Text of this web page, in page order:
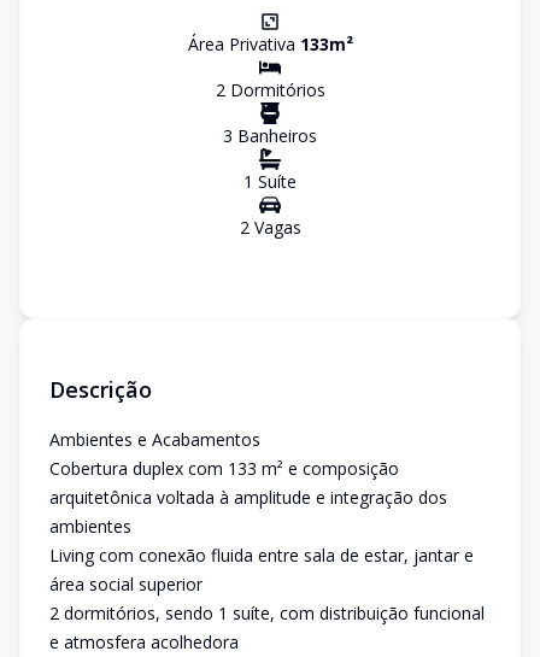
Área Privativa 133m²
2Dormitórios
3 Banheiros
1 Suíte
2Vagas
Descrição
Ambientes e Acabamentos
Cobertura duplex com 133 m² e composição
arquitetônica voltada à amplitude e integração dos
ambientes
Living com conexão fluida entre sala de estar, jantar e
área social superior
2 dormitórios, sendo 1 suíte, com distribuição funcional
e atmosfera acolhedora